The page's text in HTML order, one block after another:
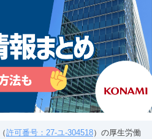
（許可番号：27-ユ-304518）の厚生労働